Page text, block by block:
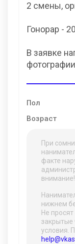
2 смены,
Гонорар -
В заявке
Пол
Возраст
При
факте
внимание!
нижнем
Не
закрытые
условия.